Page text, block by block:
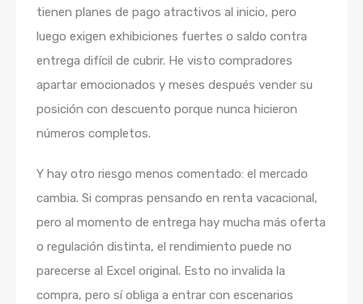
tienen planes de pago atractivos al inicio, pero
luego exigen exhibiciones fuertes o saldo contra
entrega difícil de cubrir. He visto compradores
apartar emocionados y meses después vender su
posición con descuento porque nunca hicieron
números completos.
Y hay otro riesgo menos comentado: el mercado
cambia. Si compras pensando en renta vacacional,
pero al momento de entrega hay mucha más oferta
o regulación distinta, el rendimiento puede no
parecerse al Excel original. Esto no invalida la
compra, pero sí obliga a entrar con escenarios